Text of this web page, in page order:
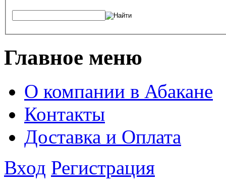
Главное меню
О компании в Абакане
Контакты
Доставка и Оплата
Вход Регистрация